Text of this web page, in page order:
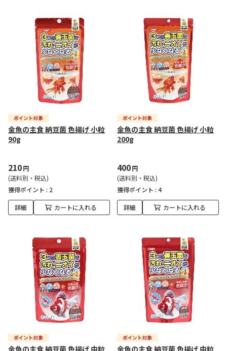
金魚の主食 納豆菌 色揚げ 小粒
90g
210円
(送料別・税込)
獲得ポイント : 2
詳細 カートに入れる
金魚の主食 納豆菌 色揚げ 小粒
200g
400円
(送料別・税込)
獲得ポイント : 4
詳細 カートに入れる
金魚の主食 納豆菌 色揚げ 中粒 金魚の主食 納豆菌 色揚げ 中粒